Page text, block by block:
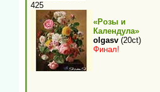
425
«Розы и
Календула»
olgasv (20ct)
Финал!